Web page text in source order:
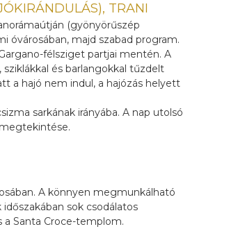
TRANI
(gyönyörűszép
óvárosában, majd szabad program.
félsziget partjai mentén. A
és barlangokkal tűzdelt
a hajó nem indul, a hajózás helyett
sarkának irányába. A nap utolsó
A könnyen megmunkálható
sok csodálatos
Santa Croce-templom.